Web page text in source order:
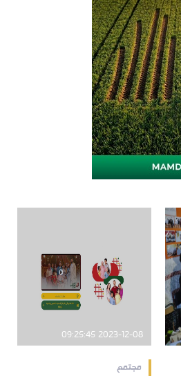
2023-12-08 09:25:45
مجتمع